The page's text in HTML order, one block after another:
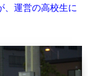
、運営の高校生に